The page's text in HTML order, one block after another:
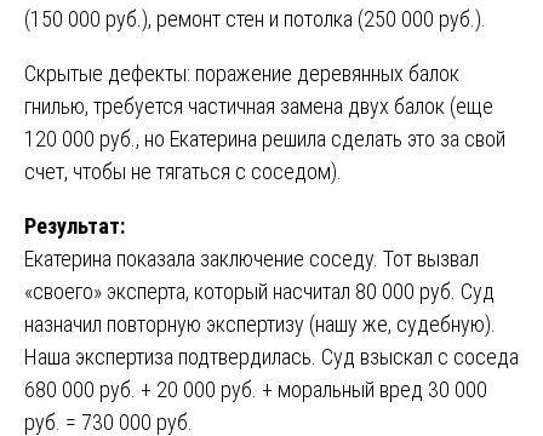
(150 000 руб.), ремонт стен и потолка (250 000 руб.).
Скрытые дефекты: поражение деревянных балок
гнилью, требуется частичная замена двух балок (еще
120 000 руб., но Екатерина решила сделать это за свой
счет, чтобы не тягаться с соседом).
Результат:
Екатерина показала заключение соседу. Тот вызвал
«своего» эксперта, который насчитал 80 000 руб. Суд
назначил повторную экспертизу (нашу же, судебную).
Наша экспертиза подтвердилась. Суд взыскал с соседа
680 000 руб. + 20 000 руб. + моральный вред 30 000
руб. = 730 000 руб.